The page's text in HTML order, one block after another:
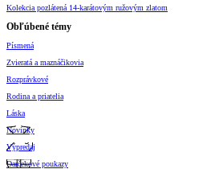
Kolekcia pozlátená 14-karátovým ružovým zlatom
Obľúbené témy
Písmená
Zvieratá a maznáčikovia
Rozprávkové
Rodina a priatelia
Láska
Novinky
Výpredaj
Darčekové poukazy